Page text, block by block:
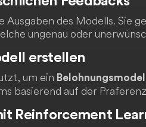
Ausgaben des Modells. Sie
ungenau oder
erstellen
um ein Belohnungsmodell
basierend auf der
Reinforcement